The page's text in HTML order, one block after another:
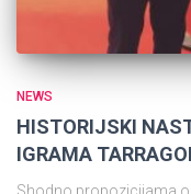
NEWS
HISTORIJSKI
IGRAMA